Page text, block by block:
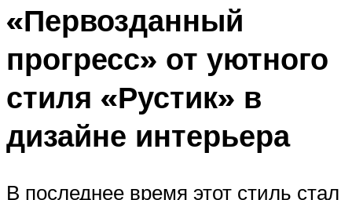
«Первозданный
прогресс» от уютного
стиля «Рустик» в
дизайне интерьера
В последнее время этот стиль стал